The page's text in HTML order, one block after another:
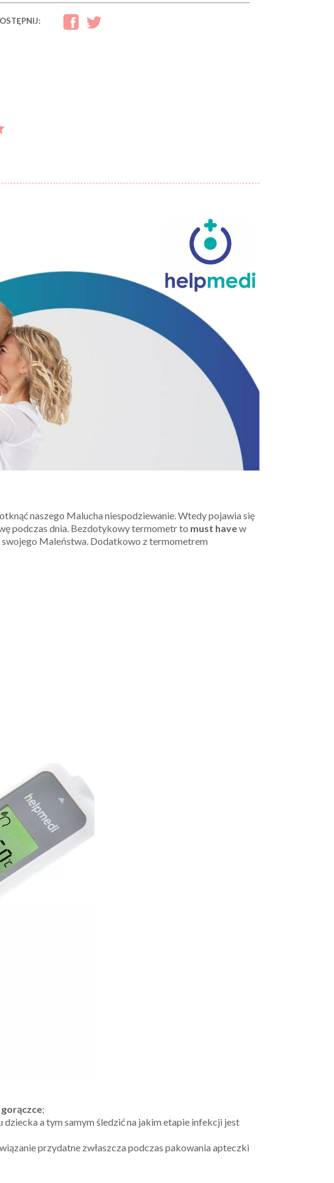
naszego Malucha niespodziewanie. Wtedy pojawia się
podczas dnia. Bezdotykowy termometr to must havew
swojego Maleństwa. Dodatkowo z termometrem
;
a tym samym śledzić na jakim etapie infekcji jest
przydatne zwłaszcza podczas pakowania apteczki